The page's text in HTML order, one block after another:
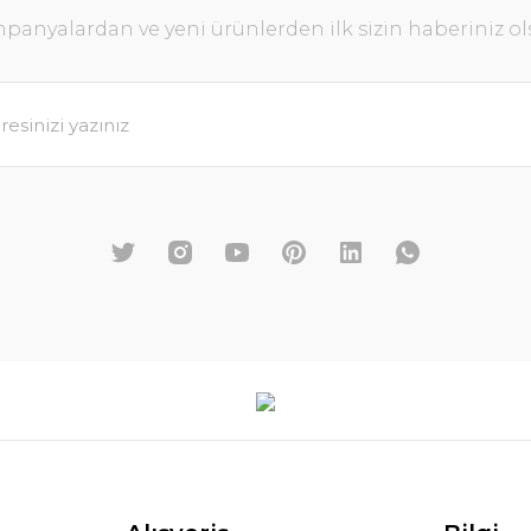
ve yeni ürünlerden ilk sizin haberiniz